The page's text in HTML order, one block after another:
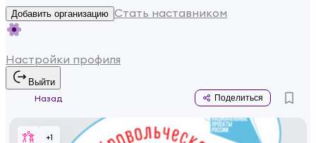
Добавить организацию Стать наставником
Настройки профиля
Выйти
Назад
Поделиться
+1